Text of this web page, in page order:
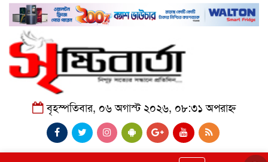
বৃহস্পতিবার, ০৬ অগাস্ট ২০২৬, ০৮:৩১ অপরাহ্ন